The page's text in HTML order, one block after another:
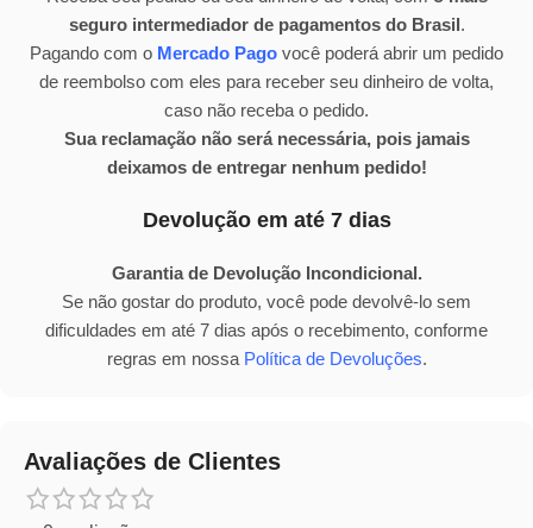
seguro intermediador de pagamentos do Brasil.
Pagando com o Mercado Pago você poderá abrir um pedido
de reembolso com eles para receber seu dinheiro de volta,
caso não receba o pedido.
Sua reclamação não será necessária, pois jamais
deixamos de entregar nenhum pedido!
Devolução em até 7 dias
Garantia de Devolução Incondicional.
Se não gostar do produto, você pode devolvê-lo sem
dificuldades em até 7 dias após o recebimento, conforme
regras em nossa Política de Devoluções.
Avaliações de Clientes